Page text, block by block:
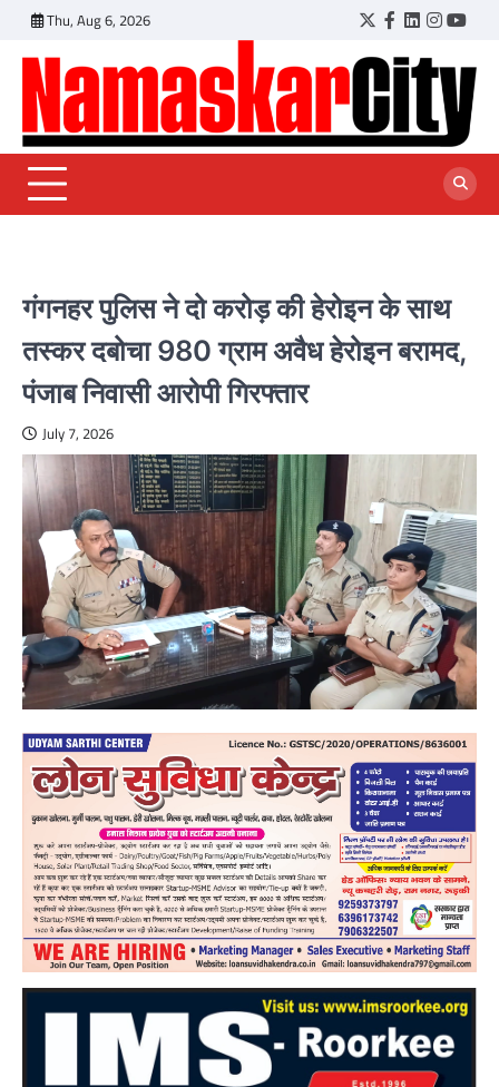
content
Thu, Aug 6, 2026 Twitter
Facebook
LinkedIn
गंगनहर पुलिस ने दो करोड़ की हेरोइन के साथ
तस्कर दबोचा 980 ग्राम अवैध हेरोइन बरामद,
पंजाब निवासी आरोपी गिरफ्तार
July 7, 2026